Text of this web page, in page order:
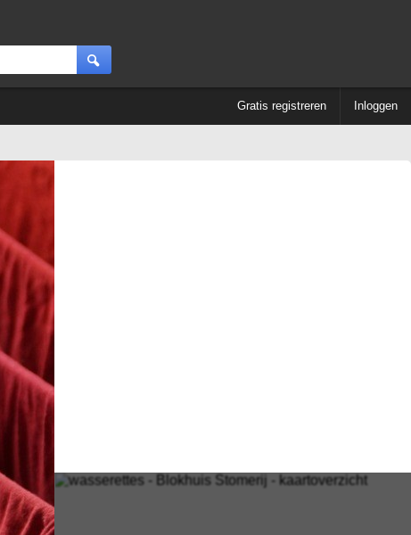
Gratis registreren Inloggen